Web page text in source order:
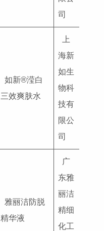
司
如新®滢白
三效爽肤水
上
海新
如生
物科
技有
限公
司
雅丽洁防脱
精华液
广
东雅
丽洁
精细
化工